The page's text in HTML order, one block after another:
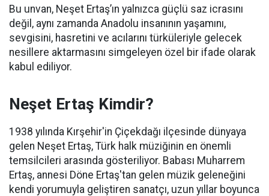
Bu unvan, Neşet Ertaş’ın yalnızca güçlü saz icrasını
değil, aynı zamanda Anadolu insanının yaşamını,
sevgisini, hasretini ve acılarını türküleriyle gelecek
nesillere aktarmasını simgeleyen özel bir ifade olarak
kabul ediliyor.
Neşet Ertaş Kimdir?
1938 yılında Kırşehir'in Çiçekdağı ilçesinde dünyaya
gelen Neşet Ertaş, Türk halk müziğinin en önemli
temsilcileri arasında gösteriliyor. Babası Muharrem
Ertaş, annesi Döne Ertaş'tan gelen müzik geleneğini
kendi yorumuyla geliştiren sanatçı, uzun yıllar boyunca